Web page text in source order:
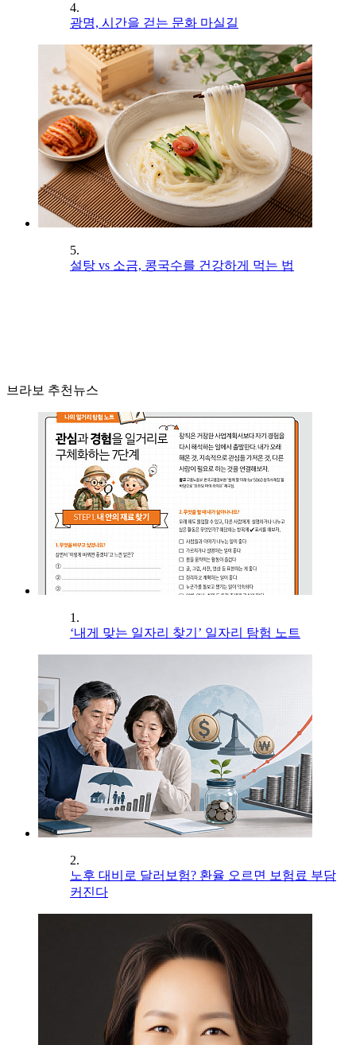
4.
광명, 시간을 걷는 문화 마실길
5.
설탕 vs 소금, 콩국수를 건강하게 먹는 법
브라보 추천뉴스
1.
‘내게 맞는 일자리 찾기’ 일자리 탐험 노트
2.
노후 대비로 달러보험? 환율 오르면 보험료 부담
커진다